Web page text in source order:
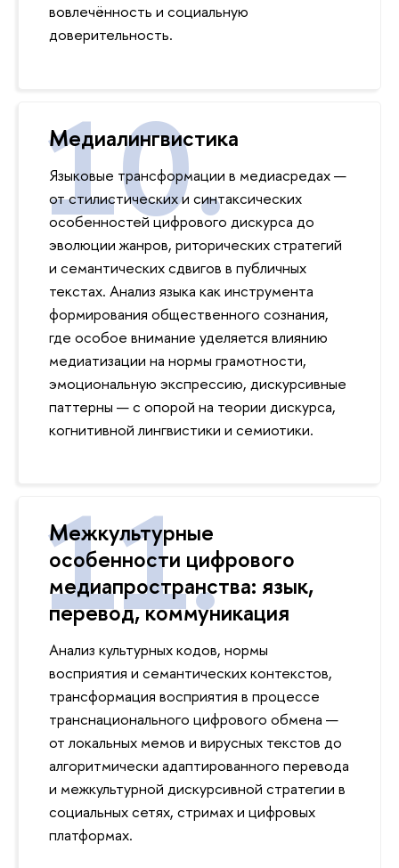
вовлечённость и социальную
доверительность.
Медиалингвистика
Языковые трансформации в медиасредах —
от стилистических и синтаксических
особенностей цифрового дискурса до
эволюции жанров, риторических стратегий
и семантических сдвигов в публичных
текстах. Анализ языка как инструмента
формирования общественного сознания,
где особое внимание уделяется влиянию
медиатизации на нормы грамотности,
эмоциональную экспрессию, дискурсивные
паттерны — с опорой на теории дискурса,
когнитивной лингвистики и семиотики.
Межкультурные
особенности цифрового
медиапространства: язык,
перевод, коммуникация
Анализ культурных кодов, нормы
восприятия и семантических контекстов,
трансформация восприятия в процессе
транснационального цифрового обмена —
от локальных мемов и вирусных текстов до
алгоритмически адаптированного перевода
и межкультурной дискурсивной стратегии в
социальных сетях, стримах и цифровых
платформах.